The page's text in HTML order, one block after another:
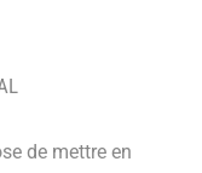
de mettre en